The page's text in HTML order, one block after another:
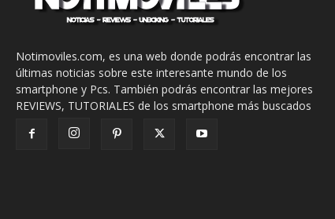
Notimoviles.com, es una web donde podrás encontrar las
últimas noticias sobre este interesante mundo de los
smartphone y Pcs. También podrás encontrar las mejores
REVIEWS, TUTORIALES de los smartphone más buscados